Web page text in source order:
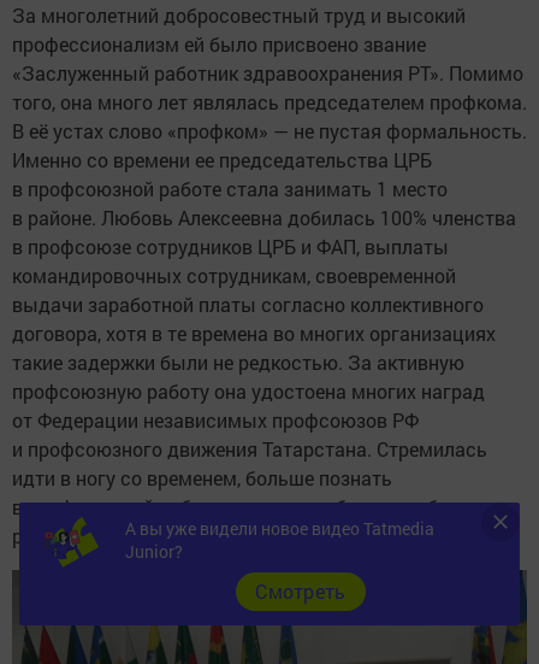
За многолетний добросовестный труд и высокий
профессионализм ей было присвоено звание
«Заслуженный работник здравоохранения РТ». Помимо
того, она много лет являлась председателем профкома.
В её устах слово «профком» — не пустая формальность.
Именно со времени ее председательства ЦРБ
в профсоюзной работе стала занимать 1 место
в районе. Любовь Алексеевна добилась 100% членства
в профсоюзе сотрудников ЦРБ и ФАП, выплаты
командировочных сотрудникам, своевременной
выдачи заработной платы согласно коллективного
договора, хотя в те времена во многих организациях
такие задержки были не редкостью. За активную
профсоюзную работу она удостоена многих наград
от Федерации независимых профсоюзов РФ
и профсоюзного движения Татарстана. Стремилась
идти в ногу со временем, больше познать
в профсоюзной работе и потому добивалась больших
результатов.А вы уже видели новое видео Tatmedia
Junior?
Cмотреть